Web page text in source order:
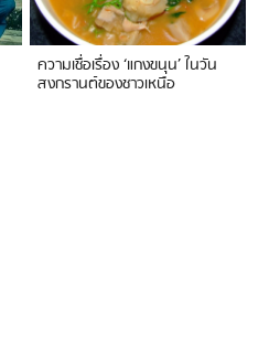
ความเชื่อเรื่อง ‘แกงขนุน’ ในวัน
สงกรานต์ของชาวเหนือ